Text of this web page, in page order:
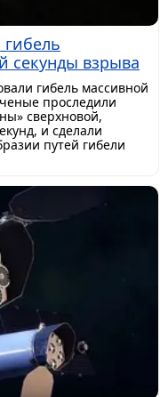
секунды взрыва
гибель массивной
проследили
сверхновой,
и сделали
путей гибели